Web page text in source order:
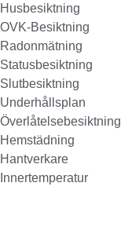
Husbesiktning
OVK-Besiktning
Radonmätning
Statusbesiktning
Slutbesiktning
Underhållsplan
Överlåtelsebesiktning
Hemstädning
Hantverkare
Innertemperatur